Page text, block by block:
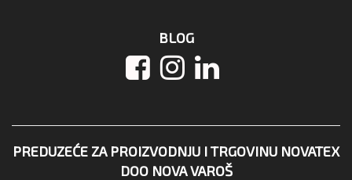
BLOG
PREDUZEĆE ZA PROIZVODNJU I TRGOVINU NOVATEX
DOO NOVA VAROŠ